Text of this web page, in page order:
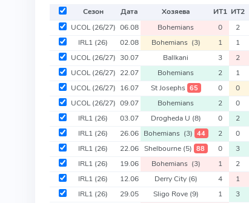
Сезон Дата Хозяева ИТ1 ИТ2
UCOL(26/27) 06.08 Bohemians 0 2
IRL1 (26) 02.08 Bohemians (3) 1 1
UCOL(26/27) 30.07 Ballkani 3 2
UCOL(26/27) 22.07 Bohemians 2 1
UCOL(26/27) 16.07 St Josephs 65 0 0
UCOL(26/27) 09.07 Bohemians 2 0
IRL1 (26) 03.07 Drogheda U (8) 0 2
IRL1 (26) 26.06 Bohemians (3) 44 2 0
IRL1 (26) 22.06 Shelbourne (5) 88 0 3
IRL1 (26) 19.06 Bohemians (3) 1 2
IRL1 (26) 12.06 Derry City (6) 4 1
IRL1 (26) 29.05 Sligo Rove (9) 1 3